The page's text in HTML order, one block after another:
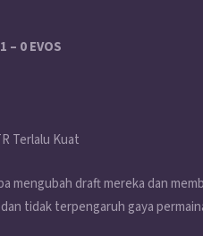
0 EVOS
Terlalu Kuat
mengubah draft mereka dan
tidak terpengaruh gaya